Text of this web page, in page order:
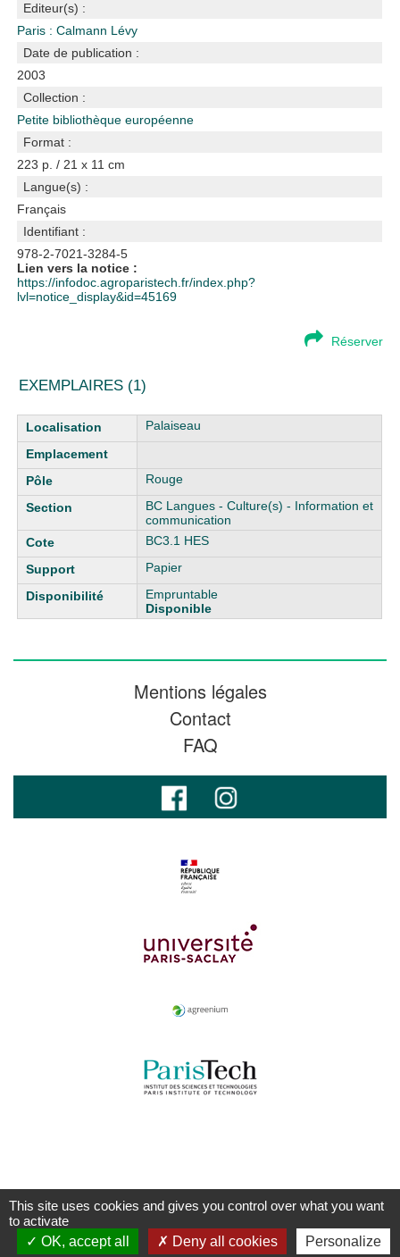
Editeur(s) :
Paris : Calmann Lévy
Date de publication :
2003
Collection :
Petite bibliothèque européenne
Format :
223 p. / 21 x 11 cm
Langue(s) :
Français
Identifiant :
978-2-7021-3284-5
Lien vers la notice :
https://infodoc.agroparistech.fr/index.php?
lvl=notice_display&id=45169
Réserver
EXEMPLAIRES (1)
Liste des exemplaires Palaiseau
Rouge
BC Langues - Culture(s) - Information et
communication
BC3.1 HES
Papier
Empruntable
Disponible
Mentions légales
Contact
FAQ
This site uses cookies and gives you control over what you want
to activate
OK, accept all
Deny all cookies Personalize